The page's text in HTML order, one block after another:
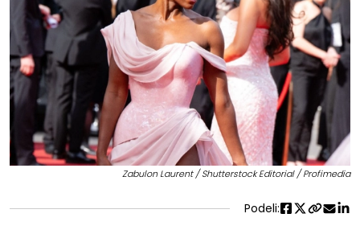
Zabulon Laurent / Shutterstock Editorial / Profimedia
Podeli: